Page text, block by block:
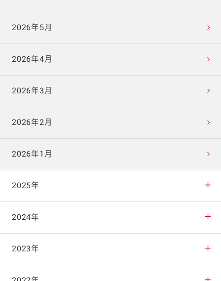
2026年5月
2026年4月
2026年3月
2026年2月
2026年1月
2025年
2025年12月
2025年11月
2024年
2024年12月
2023年